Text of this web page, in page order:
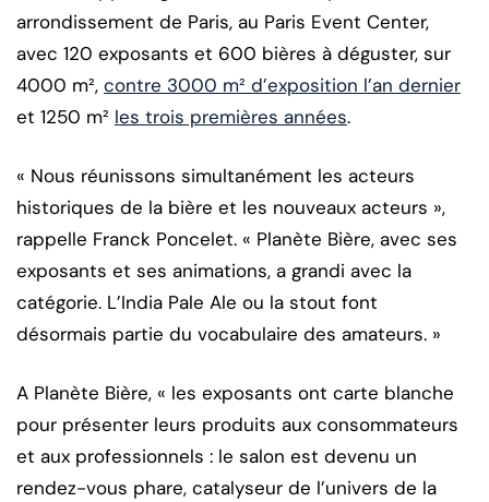
arrondissement de Paris, au Paris Event Center,
avec 120 exposants et 600 bières à déguster, sur
4000 m², contre 3000 m² d’exposition l’an dernier
et 1250 m² les trois premières années.
« Nous réunissons simultanément les acteurs
historiques de la bière et les nouveaux acteurs »,
rappelle Franck Poncelet. « Planète Bière, avec ses
exposants et ses animations, a grandi avec la
catégorie. L’India Pale Ale ou la stout font
désormais partie du vocabulaire des amateurs. »
A Planète Bière, « les exposants ont carte blanche
pour présenter leurs produits aux consommateurs
et aux professionnels : le salon est devenu un
rendez-vous phare, catalyseur de l’univers de la